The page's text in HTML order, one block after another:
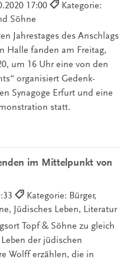
17:00
Kategorie:
Söhne
Jahrestages des Anschlags
Halle fanden am Freitag,
um 16 Uhr eine von den
organisiert Gedenk-
Synagoge Erfurt und eine
statt.
im Mittelpunkt von
Kategorie: Bürger,
Jüdisches Leben, Literatur
Topf & Söhne zu gleich
der jüdischen
Wolff erzählen, die in